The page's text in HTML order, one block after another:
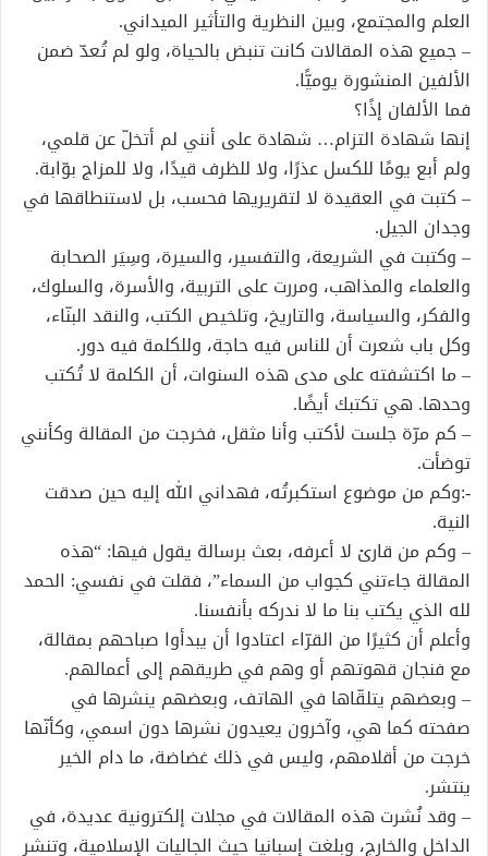
العلم والمجتمع، وبين النظرية والتأثير الميداني.
– جميع هذه المقالات كانت تنبض بالحياة، ولو لم تُعدّ ضمن
الألفين المنشورة يوميًّا.
فما الألفان إذًا؟
إنها شهادة التزام… شهادة على أنني لم أتخلّ عن قلمي،
ولم أبع يومًا للكسل عذرًا، ولا للظرف قيدًا، ولا للمزاج بوّابة.
– كتبت في العقيدة لا لتقريريها فحسب، بل لاستنطاقها في
وجدان الجيل.
– وكتبت في الشريعة، والتفسير، والسيرة، وسِيَر الصحابة
والعلماء والمذاهب، ومررت على التربية، والأسرة، والسلوك،
والفكر، والسياسة، والتاريخ، وتلخيص الكتب، والنقد البنّاء،
وكل باب شعرت أن للناس فيه حاجة، وللكلمة فيه دور.
– ما اكتشفته على مدى هذه السنوات، أن الكلمة لا تُكتب
وحدها. هي تكتبك أيضًا.
– كم مرّة جلست لأكتب وأنا مثقل، فخرجت من المقالة وكأنني
توضأت.
-:وكم من موضوع استكبرتُه، فهداني الله إليه حين صدقت
النية.
– وكم من قارئ لا أعرفه، بعث برسالة يقول فيها: “هذه
المقالة جاءتني كجواب من السماء”، فقلت في نفسي: الحمد
لله الذي يكتب بنا ما لا ندركه بأنفسنا.
وأعلم أن كثيرًا من القرّاء اعتادوا أن يبدأوا صباحهم بمقالة،
مع فنجان قهوتهم أو وهم في طريقهم إلى أعمالهم.
– وبعضهم يتلقّاها في الهاتف، وبعضهم ينشرها في
صفحته كما هي، وآخرون يعيدون نشرها دون اسمي، وكأنّها
خرجت من أقلامهم، وليس في ذلك غضاضة، ما دام الخير
ينتشر.
– وقد نُشرت هذه المقالات في مجلات إلكترونية عديدة، في
الداخل والخارج، وبلغت إسبانيا حيث الجاليات الإسلامية، وتنشر